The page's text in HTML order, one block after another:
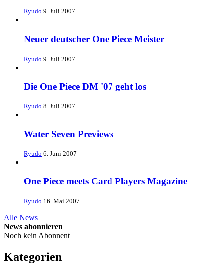
Ryudo 9. Juli 2007
Neuer deutscher One Piece Meister
Ryudo 9. Juli 2007
Die One Piece DM '07 geht los
Ryudo 8. Juli 2007
Water Seven Previews
Ryudo 6. Juni 2007
One Piece meets Card Players Magazine
Ryudo 16. Mai 2007
Alle News
News abonnieren
Noch kein Abonnent
Kategorien